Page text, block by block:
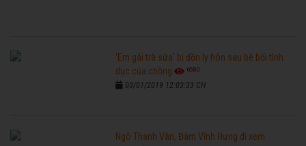
'Em gái trà sữa' bị đồn ly hôn sau bê bối tình
dục của chồng
6580
03/01/2019 12:03:33 CH
Ngô Thanh Vân, Đàm Vĩnh Hưng đi xem